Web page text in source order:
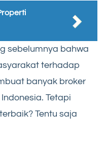
sebelumnya bahwa
terhadap
banyak broker
Tetapi
Tentu saja